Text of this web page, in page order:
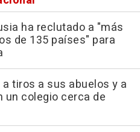
ha reclutado a "más
de 135 países" para
tiros a sus abuelos y a
colegio cerca de